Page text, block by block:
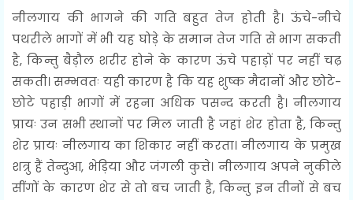
नीलगाय की भागने की गति बहुत तेज होती है। ऊंचे-नीचे
पथरीले भागों में भी यह घोड़े के समान तेज गति से भाग सकती
है, किन्तु बैड़ौल शरीर होने के कारण ऊंचे पहाड़ों पर नहीं चढ़
सकती। सम्भवतः यही कारण है कि यह शुष्क मैदानों और छोटे-
छोटे पहाड़ी भागों में रहना अधिक पसन्द करती है। नीलगाय
प्रायः उन सभी स्थानों पर मिल जाती है जहां शेर होता है, किन्तु
शेर प्रायः नीलगाय का शिकार नहीं करता। नीलगाय के प्रमुख
शत्रु हैं तेन्दुआ, भेड़िया और जंगली कुत्ते। नीलगाय अपने नुकीले
सींगों के कारण शेर से तो बच जाती है, किन्तु इन तीनों से बच